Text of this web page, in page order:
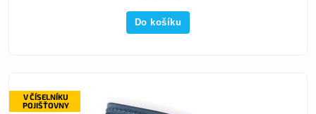
Do košíku
V ČÍSELNÍKU
POJIŠŤOVNY